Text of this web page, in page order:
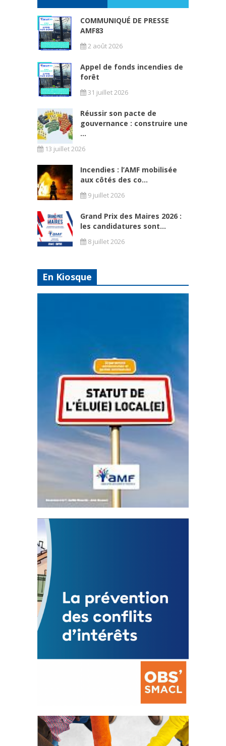
COMMUNIQUÉ DE PRESSE
AMF83
2 août 2026
Appel de fonds incendies de
forêt
31 juillet 2026
Réussir son pacte de
gouvernance : construire une
...
13 juillet 2026
Incendies : l’AMF mobilisée
aux côtés des co...
9 juillet 2026
Grand Prix des Maires 2026 :
les candidatures sont...
8 juillet 2026
En Kiosque
Statut de l’élu local
3 avril 2024
Mise à jour avril 2024
FEUILLETER
La prévention des conflits
d’intérêts
18 septembre 2023